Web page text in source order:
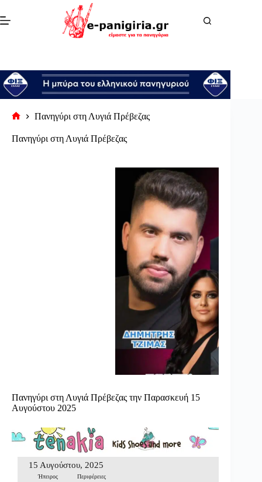
στο
περιεχόμενο
σελίδα
Πανηγύρι στη Λυγιά Πρέβεζας
Πανηγύρι στη Λυγιά Πρέβεζας
Πανηγύρι στη Λυγιά Πρέβεζας την Παρασκευή 15
Αυγούστου 2025
15 Αυγούστου, 2025
Ήπειρος Περιφέρειες